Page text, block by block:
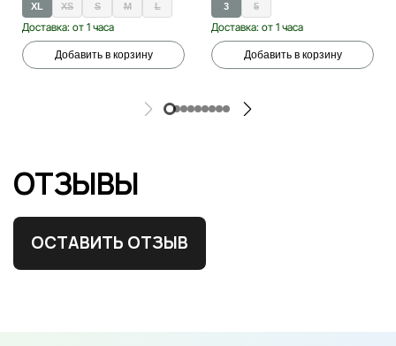
XL XS S M L
Доставка: от 1 часа
Добавить в корзину
3 5
Доставка: от 1 часа
Добавить в корзину
ОТЗЫВЫ
ОСТАВИТЬ ОТЗЫВ